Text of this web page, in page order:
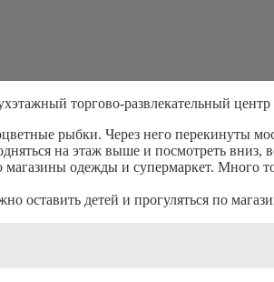
торгово-развлекательный
рыбки. Через него перекинуты
на этаж выше и посмотреть
одежды и супермаркет. Много
оставить детей и прогуляться по